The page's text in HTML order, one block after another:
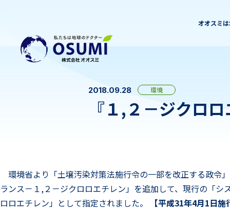
オオスミ
2018.09.28 環境
『１,２－ジクロ
環境省より「土壌汚染対策法施行令の一部を改正する政令
ランス－１,２－ジクロロエチレン」を追加して、現行の「
ロロエチレン」として指定されました。
【平成31年4月1日施